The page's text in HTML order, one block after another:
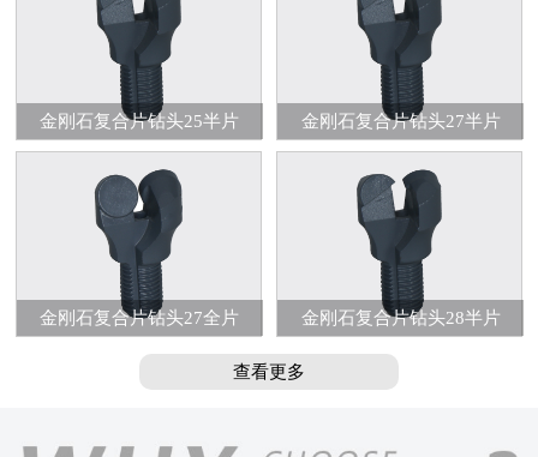
金刚石复合片钻头25半片 金刚石复合片钻头27半片
金刚石复合片钻头27全片 金刚石复合片钻头28半片
查看更多